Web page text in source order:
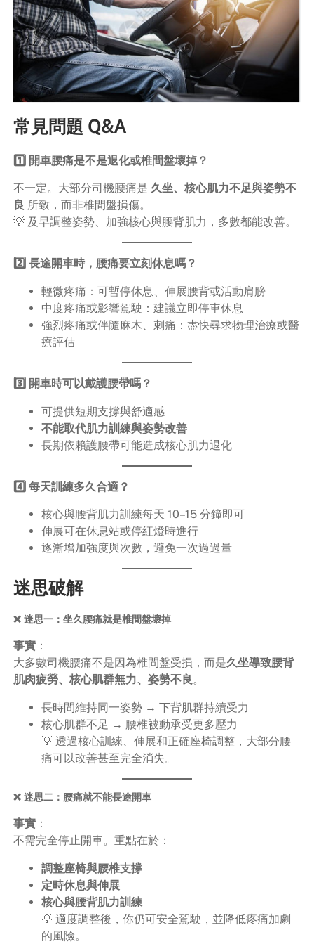
常見問題 Q&A
1️⃣ 開車腰痛是不是退化或椎間盤壞掉？
不一定。大部分司機腰痛是 久坐、核心肌力不足與姿勢不
良 所致，而非椎間盤損傷。
💡 及早調整姿勢、加強核心與腰背肌力，多數都能改善。
2️⃣ 長途開車時，腰痛要立刻休息嗎？
輕微疼痛：可暫停休息、伸展腰背或活動肩膀
中度疼痛或影響駕駛：建議立即停車休息
強烈疼痛或伴隨麻木、刺痛：盡快尋求物理治療或醫
療評估
3️⃣ 開車時可以戴護腰帶嗎？
可提供短期支撐與舒適感
不能取代肌力訓練與姿勢改善
長期依賴護腰帶可能造成核心肌力退化
4️⃣ 每天訓練多久合適？
核心與腰背肌力訓練每天 10–15 分鐘即可
伸展可在休息站或停紅燈時進行
逐漸增加強度與次數，避免一次過過量
迷思破解
❌ 迷思一：坐久腰痛就是椎間盤壞掉
事實：
大多數司機腰痛不是因為椎間盤受損，而是久坐導致腰背
肌肉疲勞、核心肌群無力、姿勢不良 。
長時間維持同一姿勢 → 下背肌群持續受力
核心肌群不足 → 腰椎被動承受更多壓力
💡 透過核心訓練、伸展和正確座椅調整，大部分腰
痛可以改善甚至完全消失。
❌ 迷思二：腰痛就不能長途開車
事實：
不需完全停止開車。重點在於：
調整座椅與腰椎支撐
定時休息與伸展
核心與腰背肌力訓練
💡 適度調整後，你仍可安全駕駛，並降低疼痛加劇
的風險。